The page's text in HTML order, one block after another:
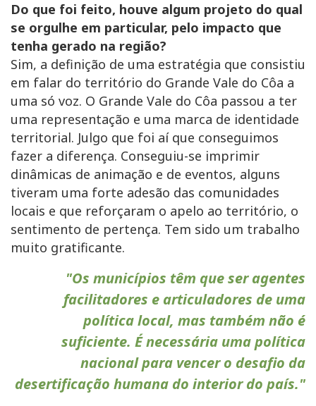
Do que foi feito, houve algum projeto do qual
se orgulhe em particular, pelo impacto que
tenha gerado na região?
Sim, a definição de uma estratégia que consistiu
em falar do território do Grande Vale do Côa a
uma só voz. O Grande Vale do Côa passou a ter
uma representação e uma marca de identidade
territorial. Julgo que foi aí que conseguimos
fazer a diferença. Conseguiu-se imprimir
dinâmicas de animação e de eventos, alguns
tiveram uma forte adesão das comunidades
locais e que reforçaram o apelo ao território, o
sentimento de pertença. Tem sido um trabalho
muito gratificante.
"Os municípios têm que ser agentes
facilitadores e articuladores de uma
política local, mas também não é
suficiente. É necessária uma política
nacional para vencer o desafio da
desertificação humana do interior do país."